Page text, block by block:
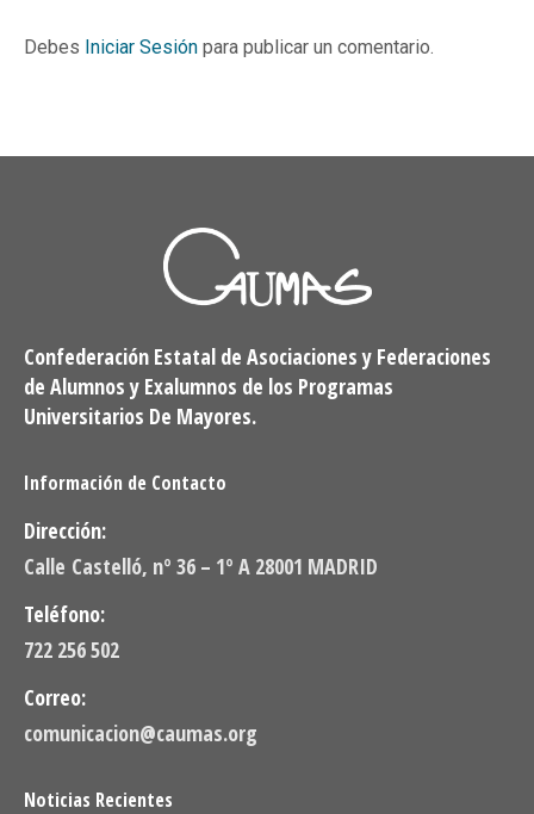
Debes Iniciar Sesión para publicar un comentario.
Confederación Estatal de Asociaciones y Federaciones
de Alumnos y Exalumnos de los Programas
Universitarios De Mayores.
Información de Contacto
Dirección:
Calle Castelló, nº 36 – 1º A 28001 MADRID
Teléfono:
722 256 502
Correo:
comunicacion@caumas.org
Noticias Recientes